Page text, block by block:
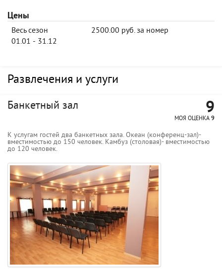
Цены
Весь сезон
01.01 - 31.12
2500.00 руб. за номер
Развлечения и услуги
Банкетный зал 9
МОЯ ОЦЕНКА 9
К услугам гостей два банкетных зала. Океан (конференц-зал)-
вместимостью до 150 человек. Камбуз (столовая)- вместимостью
до 120 человек.